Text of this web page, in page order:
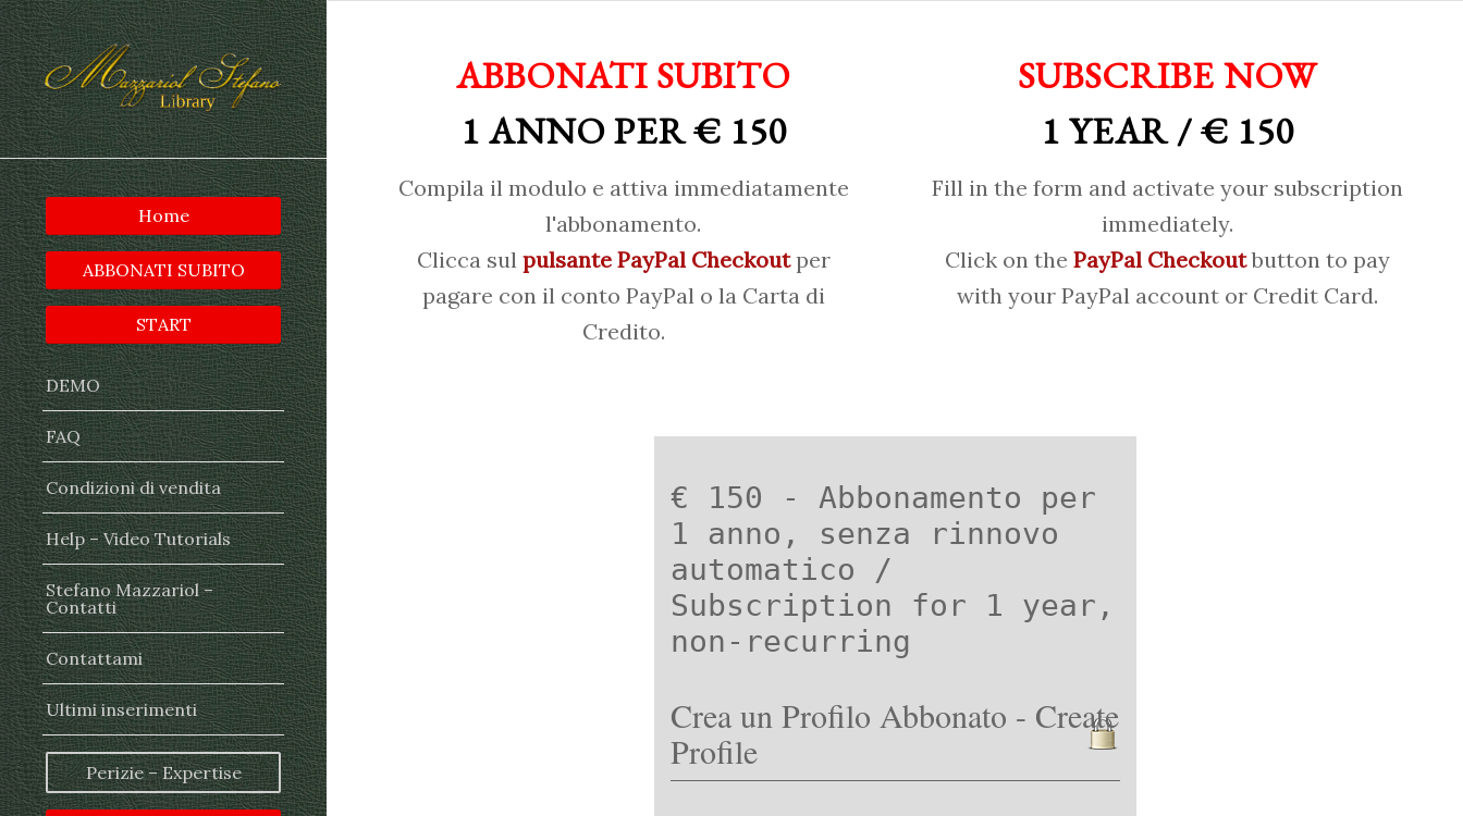
Home
ABBONATI SUBITO
START
DEMO
FAQ
Condizioni di vendita
Help – Video Tutorials
Stefano Mazzariol –
Contatti
Contattami
Ultimi inserimenti
Perizie – Expertise
ABBONATI SUBITO
1 ANNO PER € 150
Compila il modulo e attiva immediatamente
l'abbonamento.
Clicca sul pulsante PayPal Checkoutper
pagare con il conto PayPal o la Carta di
Credito.
SUBSCRIBE NOW
1 YEAR / € 150
Fill in the form and activate your subscription
immediately.
Click on the PayPal Checkoutbutton to pay
with your PayPal account or Credit Card.
€ 150 - Abbonamento per
1 anno, senza rinnovo
automatico /
Subscription for 1 year,
non-recurring
Crea un Profilo Abbonato - Create
Profile